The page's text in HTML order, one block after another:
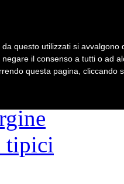
Agento
tipici
questo utilizzati si
il consenso a tutti o ad
questa pagina, cliccando